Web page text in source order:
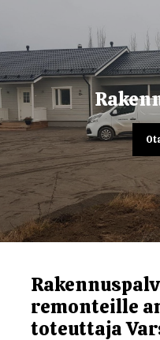
remonteille
toteuttaja